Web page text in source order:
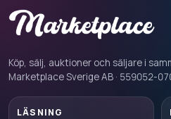
Köp, sälj, auktioner och säljare i
Marketplace Sverige AB · 559052-
LÄSNING